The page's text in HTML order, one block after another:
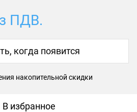
ПДВ.
когда появится
накопительной скидки
В избранное